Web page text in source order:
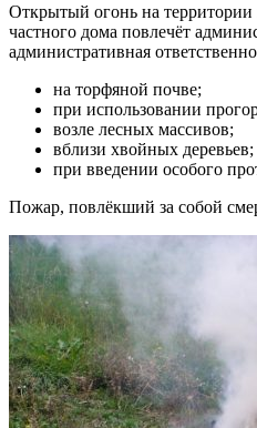
Открытый огонь на территории
частного дома повлечёт
административная
на торфяной почве;
при использовании
возле лесных массивов;
вблизи хвойных деревьев;
при введении особого
Пожар, повлёкший за собой